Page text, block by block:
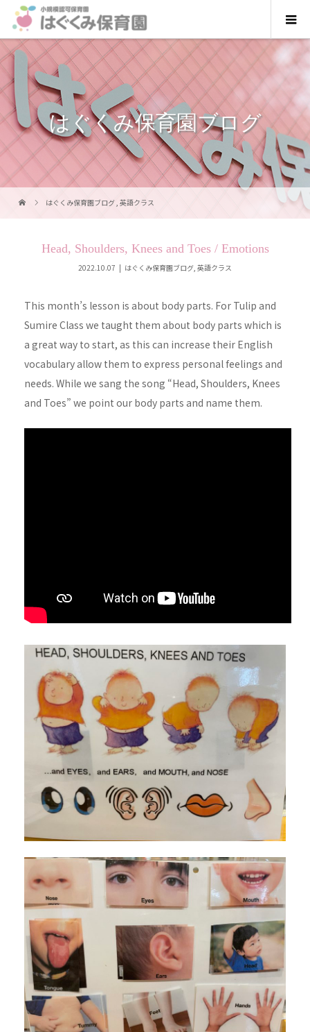
はぐくみ保育園ブログ
はぐくみ保育園ブログ,英語クラス
Head, Shoulders, Knees and Toes / Emotions
2022.10.07 はぐくみ保育園ブログ 英語クラス
This month’s lesson is about body parts. For Tulip and
Sumire Class we taught them about body parts which is
a great way to start, as this can increase their English
vocabulary allow them to express personal feelings and
needs. While we sang the song “Head, Shoulders, Knees
and Toes” we point our body parts and name them.